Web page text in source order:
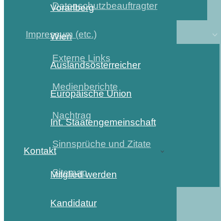
Datenschutzbeauftragter
Impressum (etc.)
Externe Links
Medienberichte
Nachtrag
Sinnsprüche und Zitate
Sitemap
Vorarlberg
Wien
Auslandsösterreicher
Europäische Union
Int. Staatengemeinschaft
Kontakt
Mitglied werden
Kandidatur